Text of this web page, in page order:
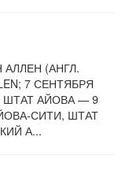
(АНГЛ.
7 СЕНТЯБРЯ
ШТАТ АЙОВА — 9
СИТИ, ШТАТ
А...